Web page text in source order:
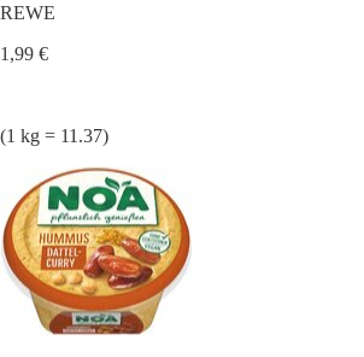
REWE
1,99 €
(1 kg = 11.37)